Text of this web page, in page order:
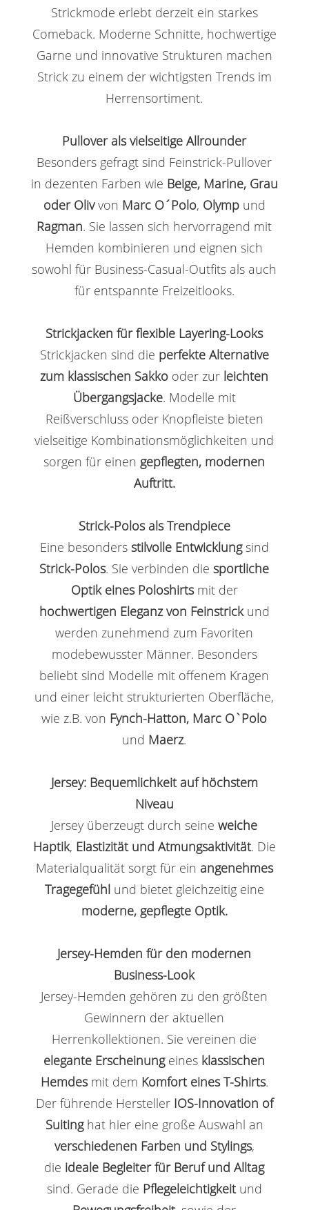
Strickmode erlebt derzeit ein starkes
Comeback. Moderne Schnitte, hochwertige
Garne und innovative Strukturen machen
Strick zu einem der wichtigsten Trends im
Herrensortiment.
Pullover als vielseitige Allrounder
Besonders gefragt sind Feinstrick-Pullover
in dezenten Farben wie Beige, Marine, Grau
oder Olivvon Marc O´Polo, Olympund
Ragman. Sie lassen sich hervorragend mit
Hemden kombinieren und eignen sich
sowohl für Business-Casual-Outfits als auch
für entspannte Freizeitlooks.
Strickjacken für flexible Layering-Looks
Strickjacken sind die perfekte Alternative
zum klassischen Sakko oder zur leichten
Übergangsjacke. Modelle mit
Reißverschluss oder Knopfleiste bieten
vielseitige Kombinationsmöglichkeiten und
sorgen für einen gepflegten, modernen
Auftritt.
Strick-Polos als Trendpiece
Eine besonders stilvolle Entwicklungsind
Strick-Polos. Sie verbinden diesportliche
Optik eines Poloshirts mit der
hochwertigen Eleganz von Feinstrickund
werden zunehmend zum Favoriten
modebewusster Männer. Besonders
beliebt sind Modelle mit offenem Kragen
und einer leicht strukturierten Oberfläche,
wie z.B. von Fynch-Hatton, Marc O`Polo
und Maerz.
Jersey: Bequemlichkeit auf höchstem
Niveau
Jersey überzeugt durch seineweiche
Haptik, Elastizität und Atmungsaktivität. Die
Materialqualität sorgt für ein angenehmes
Tragegefühlund bietet gleichzeitig eine
moderne, gepflegte Optik.
Jersey-Hemden für den modernen
Business-Look
Jersey-Hemden gehören zu den größten
Gewinnern der aktuellen
Herrenkollektionen. Sie vereinen die
elegante Erscheinungeines klassischen
Hemdesmit dem Komfort eines T-Shirts.
Der führende Hersteller IOS-Innovation of
Suitinghat hier eine große Auswahl an
verschiedenen Farben und Stylings,
die ideale Begleiter für Beruf und Alltag
sind. Gerade die Pflegeleichtigkeitund